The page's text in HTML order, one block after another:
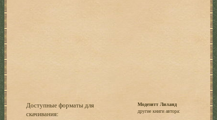
Доступные форматы для
скачивания:
Модезитт Лиланд
другие книги автора: